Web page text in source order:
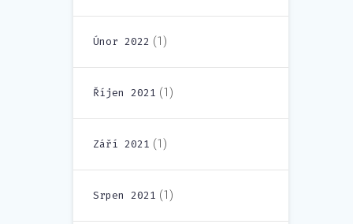
Únor 2022 (1)
Říjen 2021 (1)
Září 2021 (1)
Srpen 2021 (1)